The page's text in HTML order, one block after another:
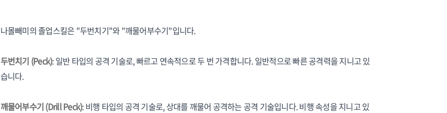
나몰빼미의 졸업스킬은 "두번치기"와 "깨물어부수기"입니다.
두번치기 (Peck): 일반 타입의 공격 기술로, 빠르고 연속적으로 두 번 가격합니다. 일반적으로 빠른 공격력을 지니고 있
습니다.
깨물어부수기 (Drill Peck): 비행 타입의 공격 기술로, 상대를 깨물어 공격하는 공격 기술입니다. 비행 속성을 지니고 있